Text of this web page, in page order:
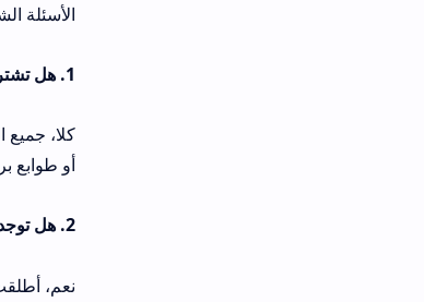
الأسئلة الشائعة وتوضيحاتها
كلا، جميع الخدمات
أو طوابع بريدية مدفوعة